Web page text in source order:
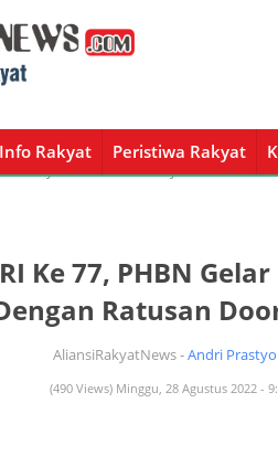
Info Rakyat Peristiwa Rakyat
Rakyat Peristiwa Rakyat Kuliner
Ke 77, PHBN
Ratusan
AliansiRakyatNews -Andri Prastyo
(490 Views) Minggu, 28 Agustus 2022 -